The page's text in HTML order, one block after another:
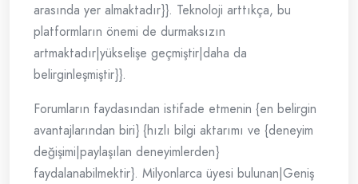
arasında yer almaktadır}}. Teknoloji arttıkça, bu
platformların önemi de durmaksızın
artmaktadır|yükselişe geçmiştir|daha da
belirginleşmiştir}}.
Forumların faydasından istifade etmenin {en belirgin
avantajlarından biri} {hızlı bilgi aktarımı ve {deneyim
değişimi|paylaşılan deneyimlerden}
faydalanabilmektir}. Milyonlarca üyesi bulunan|Geniş